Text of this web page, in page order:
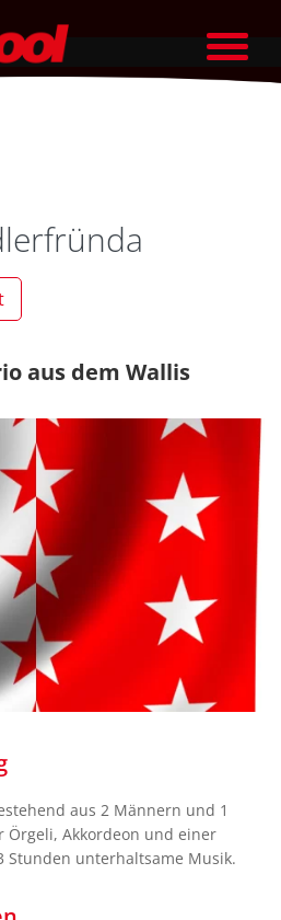
aus dem Wallis
aus 2 Männern und 1
Örgeli, Akkordeon und einer
Stunden unterhaltsame Musik.